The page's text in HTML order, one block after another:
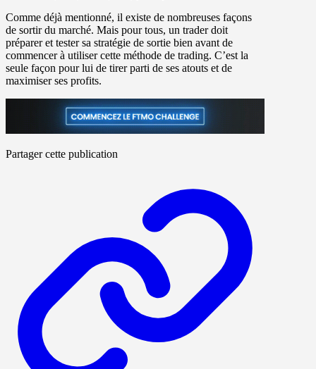
Comme déjà mentionné, il existe de nombreuses façons
de sortir du marché. Mais pour tous, un trader doit
préparer et tester sa stratégie de sortie bien avant de
commencer à utiliser cette méthode de trading. C’est la
seule façon pour lui de tirer parti de ses atouts et de
maximiser ses profits.
Partager cette publication